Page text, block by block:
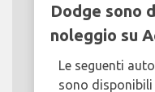
Dodge sono
noleggio su
Le seguenti
sono disponibili